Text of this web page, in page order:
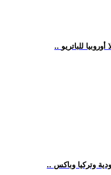
للباتريو
وتركيا وباكس